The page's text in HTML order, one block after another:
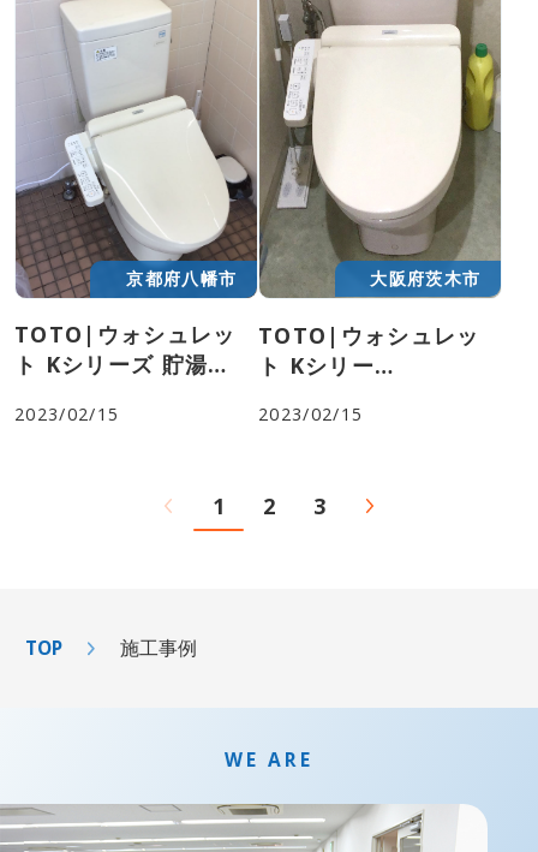
京都府八幡市
TOTO|ウォシュレッ
ト Kシリーズ 貯湯
2023/02/15
大阪府茨木市
TOTO|ウォシュレッ
ト Kシリー
2023/02/15
1 2 3
TOP 施工事例
WE ARE
蛇口の根本等にシールが貼られていま
す。